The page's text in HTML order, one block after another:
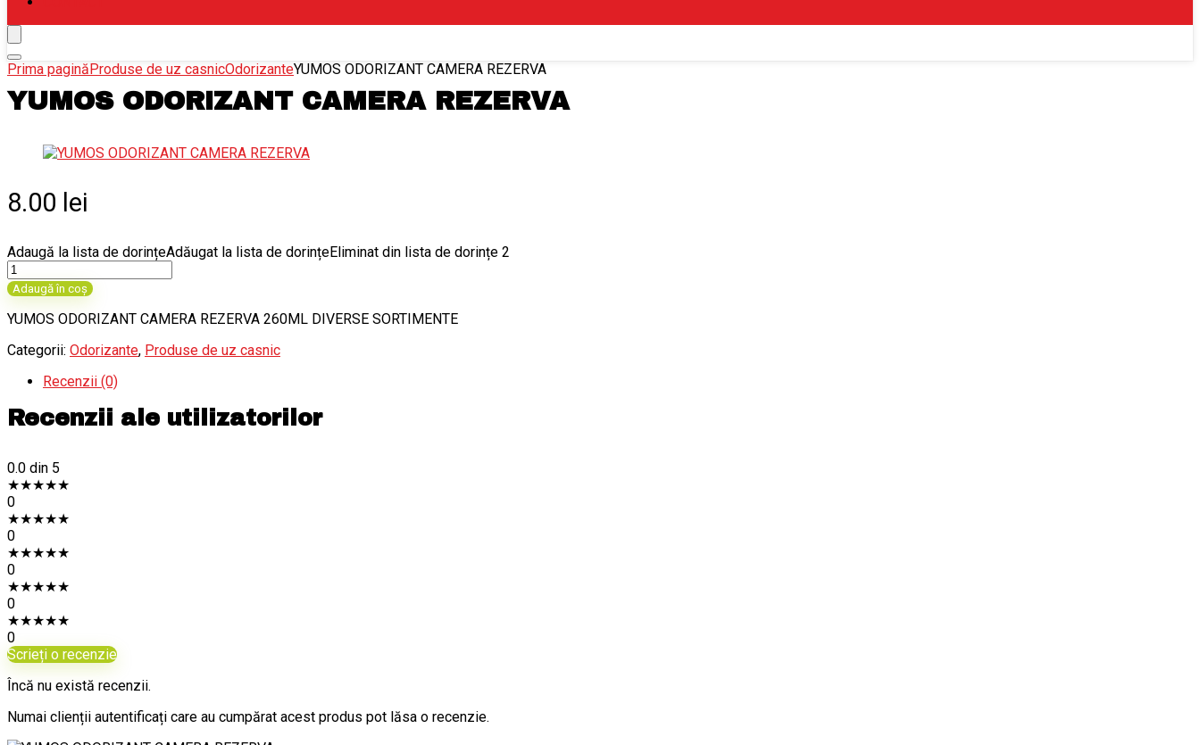
Prima paginăProduse de uz casnicOdorizanteYUMOS ODORIZANT CAMERA REZERVA
YUMOS ODORIZANT CAMERA REZERVA
8.00 lei
Adaugă la lista de dorințeAdăugat la lista de dorințeEliminat din lista de dorințe 2
Cantitate
YUMOS
ODORIZANT
CAMERA
Adaugă în coș
YUMOS ODORIZANT CAMERA REZERVA 260ML DIVERSE SORTIMENTE
Categorii: Odorizante, Produse de uz casnic
Recenzii (0)
Recenzii ale utilizatorilor
0.0 din 5
★★★★★
0
★★★★★
0
★★★★★
0
★★★★★
0
★★★★★
0
Scrieți o recenzie
Încă nu există recenzii.
Numai clienții autentificați care au cumpărat acest produs pot lăsa o recenzie.